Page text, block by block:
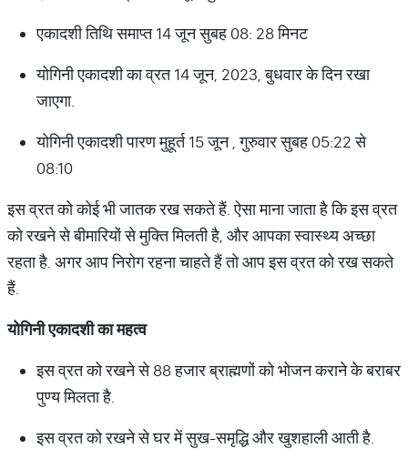
एकादशी तिथि समाप्त 14 जून सुबह 08: 28 मिनट
योगिनी एकादशी का व्रत 14 जून, 2023, बुधवार के दिन रखा
जाएगा.
योगिनी एकादशी पारण मुहूर्त 15 जून , गुरुवार सुबह 05:22 से
08:10
इस व्रत को कोई भी जातक रख सकते हैं. ऐसा माना जाता है कि इस व्रत
को रखने से बीमारियों से मुक्ति मिलती है, और आपका स्वास्थ्य अच्छा
रहता है. अगर आप निरोग रहना चाहते हैं तो आप इस व्रत को रख सकते
हैं.
योगिनीएकादशीकामहत्व
इस व्रत को रखने से 88 हजार ब्राह्मणों को भोजन कराने के बराबर
पुण्य मिलता है.
इस व्रत को रखने से घर में सुख-समृद्धि और खुशहाली आती है.